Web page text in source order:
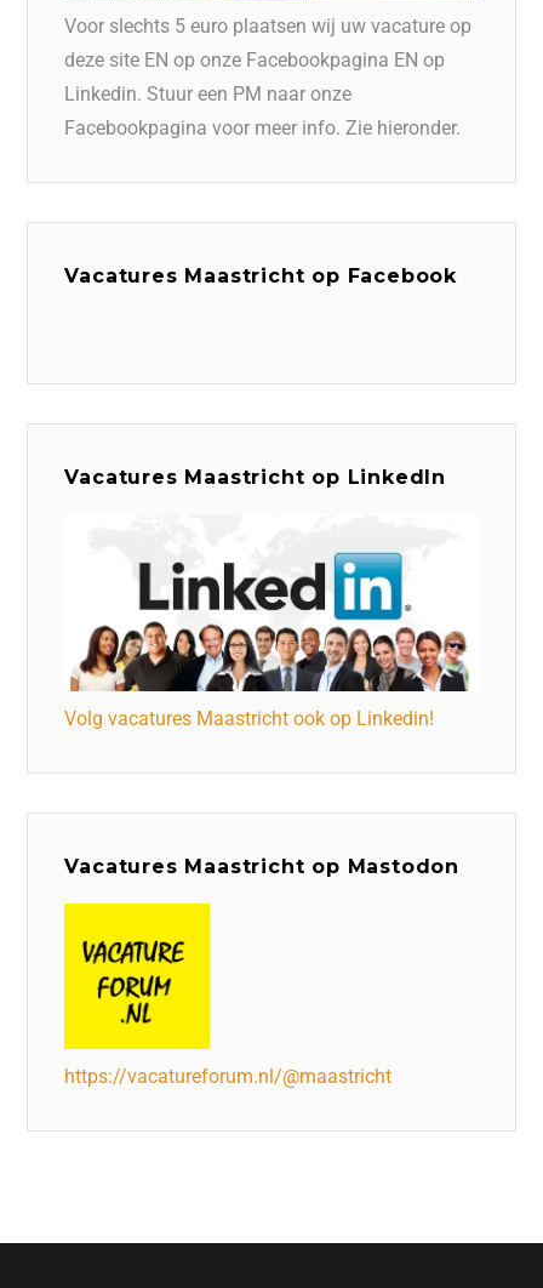
Voor slechts 5 euro plaatsen wij uw vacature op
deze site EN op onze Facebookpagina EN op
Linkedin. Stuur een PM naar onze
Facebookpagina voor meer info. Zie hieronder.
Vacatures Maastricht op Facebook
Vacatures Maastricht op LinkedIn
Volg vacatures Maastricht ook op Linkedin!
Vacatures Maastricht op Mastodon
https://vacatureforum.nl/@maastricht